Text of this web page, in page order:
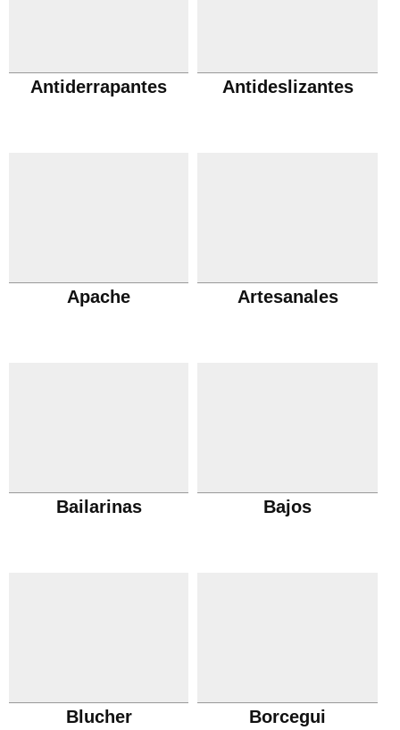
Antiderrapantes Antideslizantes
Apache Artesanales
Bailarinas Bajos
Blucher Borcegui